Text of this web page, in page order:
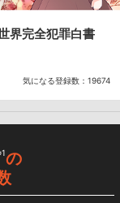
界完全犯罪白書
気になる登録数： 19674
の